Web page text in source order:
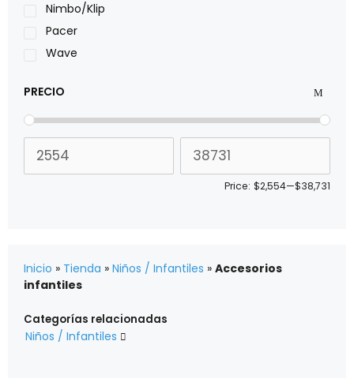
Nimbo/Klip
Pacer
Wave
PRECIO
Price: $2,554—$38,731
Inicio » Tienda » Niños / Infantiles » Accesorios
infantiles
Categorías relacionadas
Niños / Infantiles 